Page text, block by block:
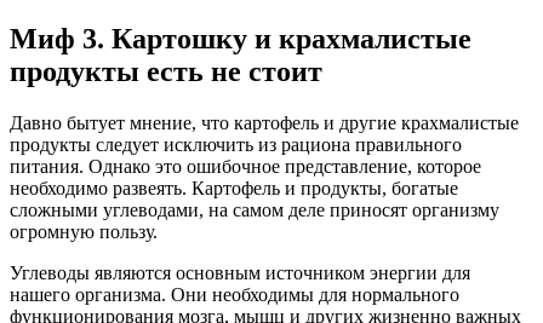
Миф 3. Картошку и крахмалистые
продукты есть не стоит
Давно бытует мнение, что картофель и другие крахмалистые
продукты следует исключить из рациона правильного
питания. Однако это ошибочное представление, которое
необходимо развеять. Картофель и продукты, богатые
сложными углеводами, на самом деле приносят организму
огромную пользу.
Углеводы являются основным источником энергии для
нашего организма. Они необходимы для нормального
функционирования мозга, мышц и других жизненно важных